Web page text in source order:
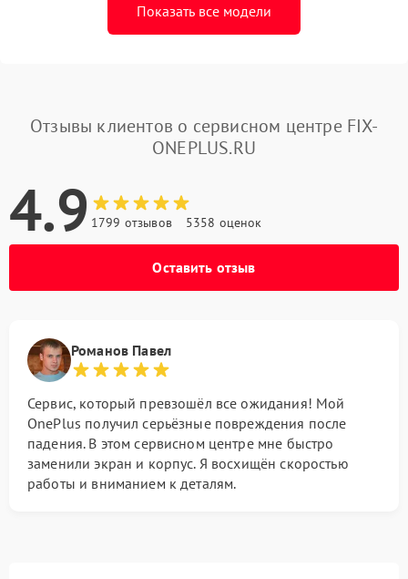
Показать все модели
Отзывы клиентов о сервисном центре FIX-
ONEPLUS.RU
4.9 1799 отзывов 5358 оценок
Оставить отзыв
Романов Павел
Сервис, который превзошёл все ожидания! Мой
OnePlus получил серьёзные повреждения после
падения. В этом сервисном центре мне быстро
заменили экран и корпус. Я восхищён скоростью
работы и вниманием к деталям.